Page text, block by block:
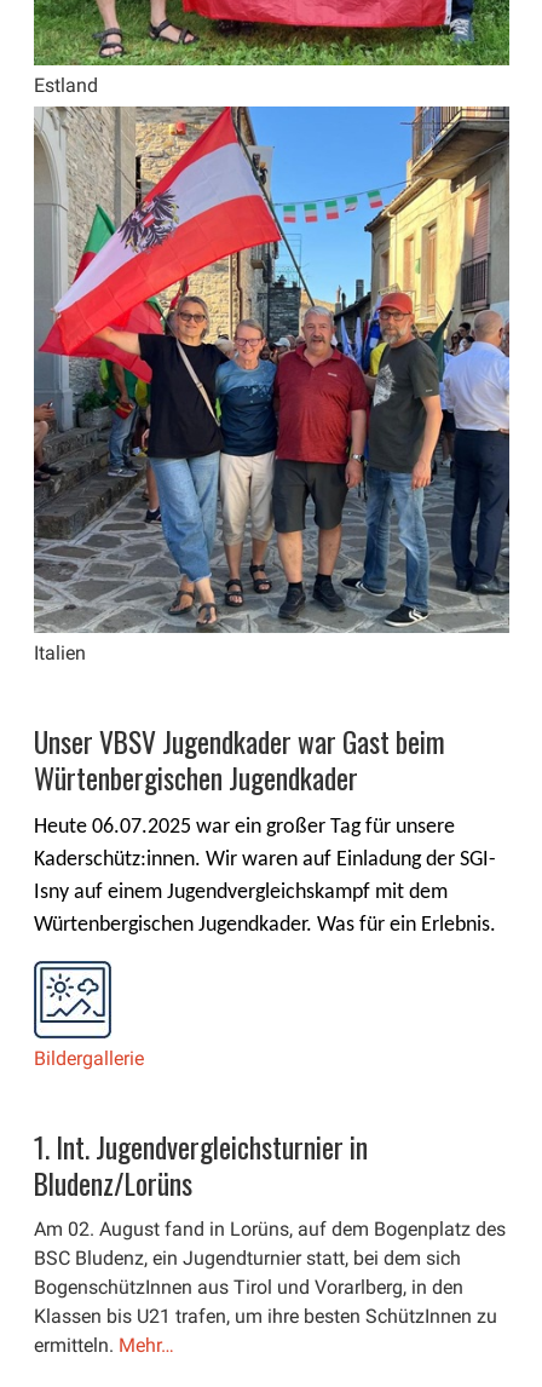
Estland
Italien
Unser VBSV Jugendkader war Gast beim
Würtenbergischen Jugendkader
Heute 06.07.2025 war ein großer Tag für unsere
Kaderschütz:innen. Wir waren auf Einladung der SGI-
Isny auf einem Jugendvergleichskampf mit dem
Würtenbergischen Jugendkader. Was für ein Erlebnis.
Bildergallerie
1. Int. Jugendvergleichsturnier in
Bludenz/Lorüns
Am 02. August fand in Lorüns, auf dem Bogenplatz des
BSC Bludenz, ein Jugendturnier statt, bei dem sich
BogenschützInnen aus Tirol und Vorarlberg, in den
Klassen bis U21 trafen, um ihre besten SchützInnen zu
ermitteln. Mehr…